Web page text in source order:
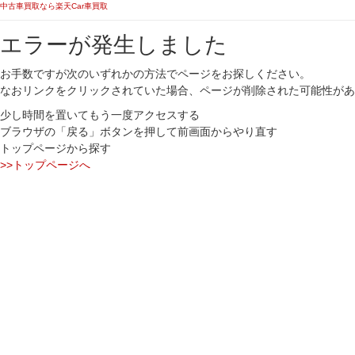
中古車買取なら楽天Car車買取
エラーが発生しました
お手数ですが次のいずれかの方法でページをお探しください。
なおリンクをクリックされていた場合、ページが削除された可能性が
少し時間を置いてもう一度アクセスする
ブラウザの「戻る」ボタンを押して前画面からやり直す
トップページから探す
>>トップページへ